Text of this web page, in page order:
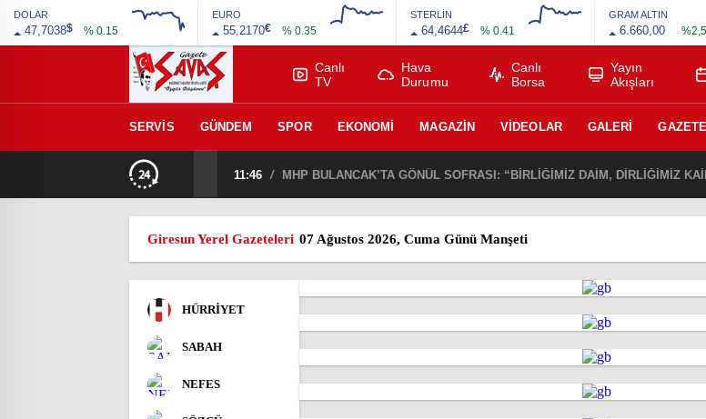
DOLAR
47,7038$ % 0.15
EURO
55,2170€ % 0.35
STERLİN
64,4644£ % 0.41
GRAM ALTIN
6.660,00
Canlı
TV
Hava
Durumu
Canlı
Borsa
Yayın
Akışları
SERVIS GÜNDEM SPOR EKONOMI MAGAZIN VIDEOLAR GALERI
11:46 / MHP BULANCAK’TA GÖNÜL SOFRASI: “BİRLİĞİMİZ DAİM, DİRLİĞİMİZ
Giresun Yerel Gazeteleri 07 Ağustos 2026, Cuma Günü Manşeti
HÜRRİYET
SABAH
NEFES